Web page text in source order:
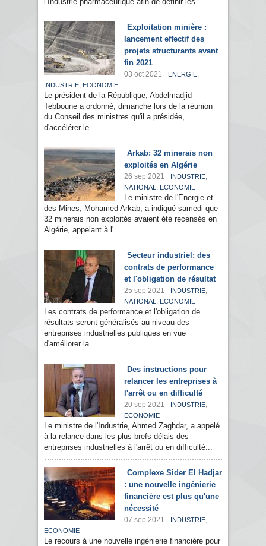
Exploitation minière :
lancement effectif des
projets structurants avant
fin 2021
03 oct 2021 ENERGIE,
INDUSTRIE, ECONOMIE
Le président de la République, Abdelmadjid
Tebboune a ordonné, dimanche lors de la réunion
du Conseil des ministres qu'il a présidée,
d'accélérer le...
Arkab: 32 minerais non
exploités en Algérie
26 sep 2021 INDUSTRIE,
NATIONAL , ECONOMIE
Le ministre de l'Energie et
des Mines, Mohamed Arkab, a indiqué samedi que
32 minerais non exploités avaient été recensés en
Algérie, appelant à l'...
Secteur industriel: des
contrats de performance
et l'obligation de résultat
25 sep 2021 INDUSTRIE,
NATIONAL , ECONOMIE
Les contrats de performance et l'obligation de
résultats seront généralisés au niveau des
entreprises industrielles publiques en vue
d'améliorer la...
Des instructions pour
relancer les entreprises à
l'arrêt ou en difficulté
20 sep 2021 INDUSTRIE,
ECONOMIE
Le ministre de l'Industrie, Ahmed Zaghdar, a appelé
à la relance dans les plus brefs délais des
entreprises industrielles à l'arrêt ou en difficulté...
Complexe Sider El Hadjar
: une nouvelle ingénierie
financière est plus qu'une
nécessité
07 sep 2021 INDUSTRIE,
ECONOMIE
Le recours à une nouvelle ingénierie financière pour